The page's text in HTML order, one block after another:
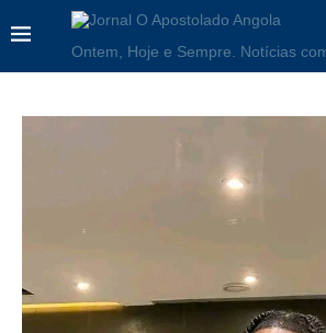
Ontem, Hoje e Sempre. Notícias